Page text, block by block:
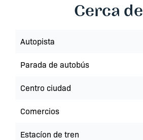
Cerca de
Autopista
Parada de autobús
Centro ciudad
Comercios
Estacíon de tren